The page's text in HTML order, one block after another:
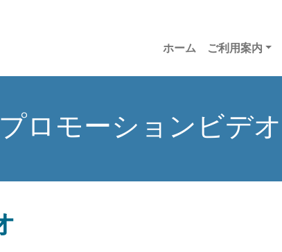
ホーム ご利用案内
プロモーションビデオ